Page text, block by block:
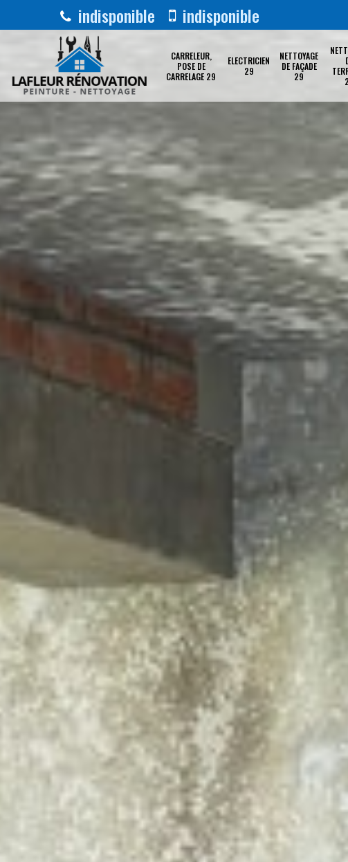
indisponible indisponible
CARRELEUR,
POSE DE
CARRELAGE 29
ELECTRICIEN
29
NETTOYAGE
DE FAÇADE
29